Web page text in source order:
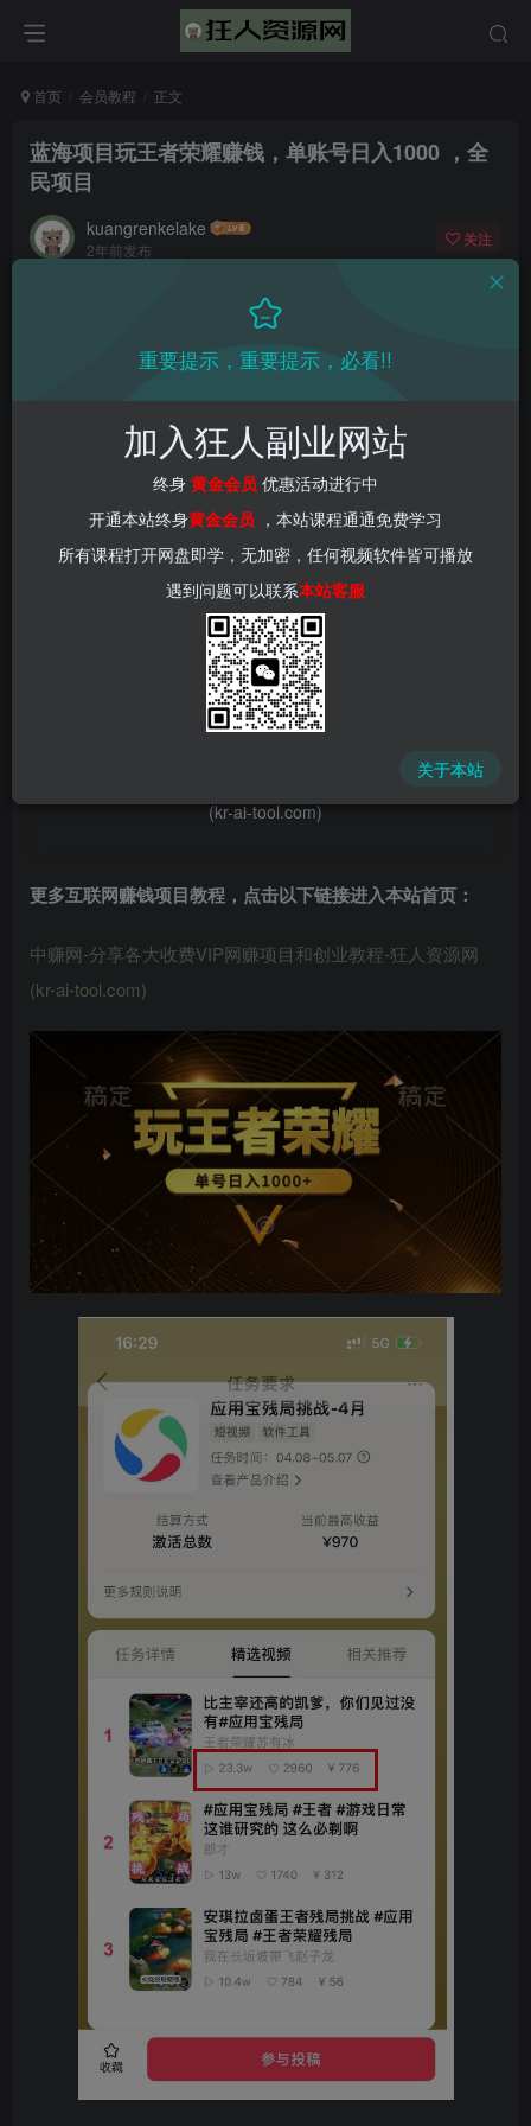
首页 会员教程 正文
蓝海项目玩王者荣耀赚钱，单账号日入1000 ，全
民项目
kuangrenkelake
2年前发布
关注
📌 1000➕互联网副业项目教程，更多网赚项目，点击以下
链接进入本站首页：
中赚网 - 分享各大收费VIP网赚项目和创业教程 - 狂人资源
(kr-ai-tool.com)
更多互联网赚钱项目教程，点击以下链接进入本站首页 ：
中赚网-分享各大收费VIP网赚项目和创业教程-狂人资源网
(kr-ai-tool.com)
重要提示，重要提示，必看!!
加入狂人副业网站
终身 黄金会员 优惠活动进行中
开通本站终身黄金会员 ，本站课程通通免费学习
所有课程打开网盘即学，无加密，任何视频软件皆可播放
遇到问题可以联系本站客服
关于本站